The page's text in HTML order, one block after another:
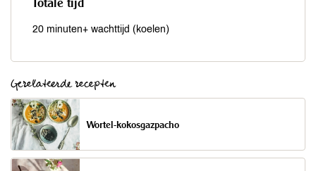
20 minuten+ wachttijd (koelen)
Gerelateerde recepten
Wortel-kokosgazpacho